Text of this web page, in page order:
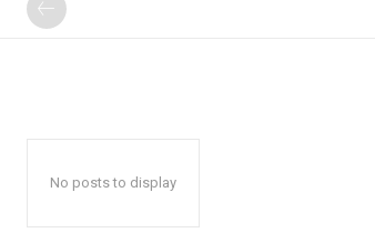
No posts to display